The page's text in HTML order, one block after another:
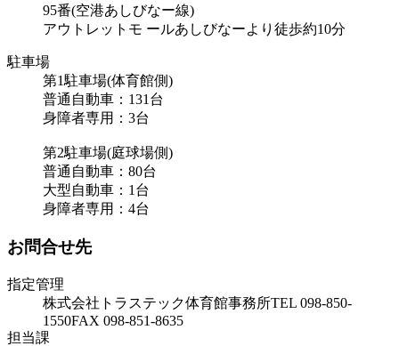
95番(空港あしびなー線)
アウトレットモ ールあしびなーより徒歩約10分
駐車場
第1駐車場(体育館側)
普通自動車：131台
身障者専用：3台
第2駐車場(庭球場側)
普通自動車：80台
大型自動車：1台
身障者専用：4台
お問合せ先
指定管理
株式会社トラステック体育館事務所TEL 098-850-
1550FAX 098-851-8635
担当課